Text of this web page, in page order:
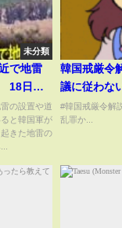
未分類
で地雷
18日も
軍兵士
制の強
DIG
の設置や道
と韓国軍が
きた地雷の
韓国戒厳令
議に従わな
ンソクヨル
#韓国戒厳令解
乱罪か...